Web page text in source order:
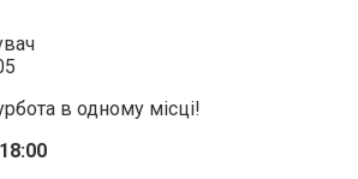
в одному місці!